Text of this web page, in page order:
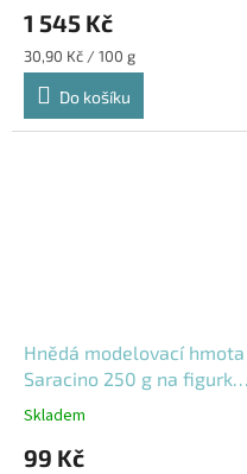
1 545 Kč
Měrná
cena:
30,90 Kč / 100 g
Do košíku
Hnědá modelovací hmota
Saracino 250 g na figurky
a dekorace
Skladem
99 Kč